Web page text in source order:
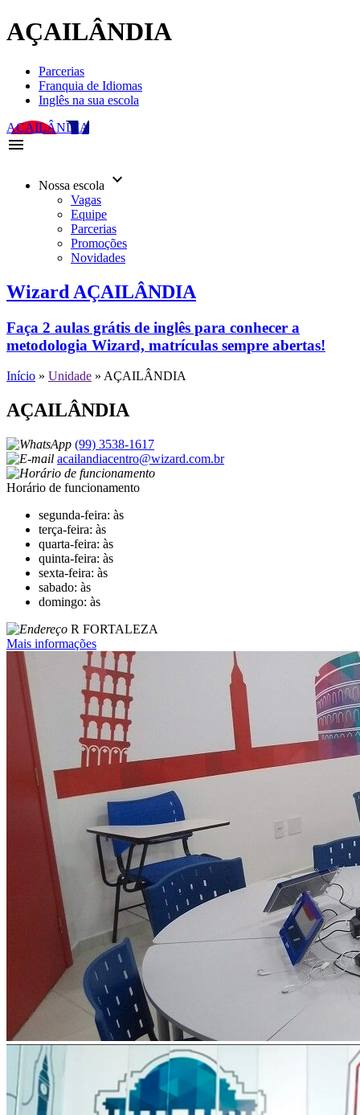
AÇAILÂNDIA
Parcerias
Franquia de Idiomas
Inglês na sua escola
AÇAILÂNDIA
menu
Nossa escola keyboard_arrow_down
Vagas
Equipe
Parcerias
Promoções
Novidades
Wizard AÇAILÂNDIA
Faça 2 aulas grátis de inglês para conhecer a
metodologia Wizard, matrículas sempre abertas!
Início » Unidade » AÇAILÂNDIA
AÇAILÂNDIA
(99) 3538-1617
acailandiacentro@wizard.com.br
Horário de funcionamento
segunda-feira: às
terça-feira: às
quarta-feira: às
quinta-feira: às
sexta-feira: às
sabado: às
domingo: às
R FORTALEZA
Mais informações